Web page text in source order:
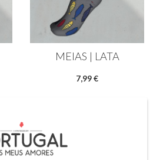
MEIAS | LATA
7,99 €